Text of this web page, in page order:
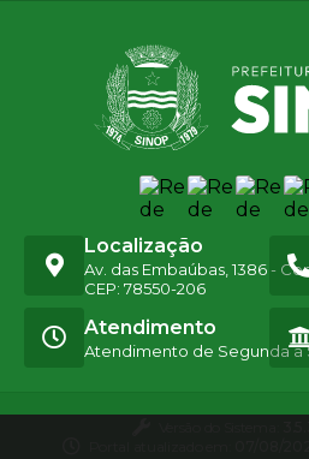
Localização
Av. das Embaúbas, 1386 -
CEP: 78550-206
Atendimento
Atendimento de Segunda a